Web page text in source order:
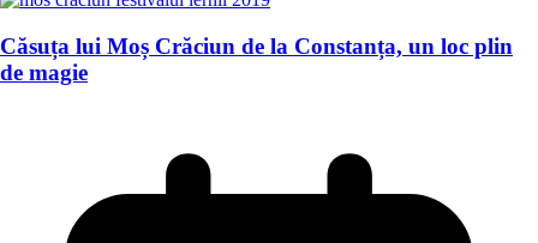
Căsuța lui Moș Crăciun de la Constanța, un loc plin
de magie